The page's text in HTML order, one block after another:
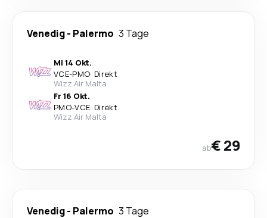
Venedig- Palermo 3 Tage
Mi 14 Okt.
VCE-PMO· Direkt
Wizz Air Malta
Fr 16 Okt.
PMO-VCE· Direkt
Wizz Air Malta
ab€ 29
Venedig- Palermo 3 Tage